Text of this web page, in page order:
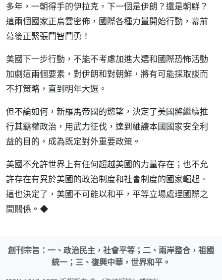
多年，一朝得手的伊拉克。下一個是伊朗？還是朝鮮？
這兩個國家正烏雲密佈，國際各種力量開始行動，幕前
幕後正緊張鬥智鬥勇！
美國下一步行動，不能不考慮加進大選和國際恐怖活動
加劇這兩個要素，對伊朗和對朝鮮，將有可能採取談而
不打策略，直到明年大選。
但不論如何，新羅馬帝國的慾望，決定了美國將繼續推
行其霸權政治，用武力征伐，達到維謢本國國家安全利
益的目的，成為既定對外重要政策。
美國不允許世界上有任何超越美國的力量存在；也不允
許存在有異於美國的政治制度和社會制度的國家崛起。
這也決定了，美國不可能以和平，平等立場處理國際之
間關係。◆
創刊宗旨：一、政治民主，社會平等；二、兩岸整合，祖國
統一；三、復興中華，世界和平。